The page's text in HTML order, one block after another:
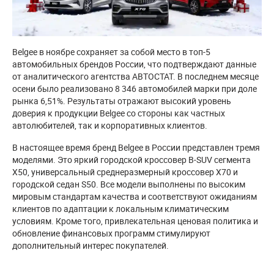
Belgee в ноябре сохраняет за собой место в топ-5
автомобильных брендов России, что подтверждают данные
от аналитического агентства АВТОСТАТ. В последнем месяце
осени было реализовано 8 346 автомобилей марки при доле
рынка 6,51%. Результаты отражают высокий уровень
доверия к продукции Belgee со стороны как частных
автолюбителей, так и корпоративных клиентов.
В настоящее время бренд Belgee в России представлен тремя
моделями. Это яркий городской кроссовер B-SUV сегмента
X50, универсальный среднеразмерный кроссовер X70 и
городской седан S50. Все модели выполнены по высоким
мировым стандартам качества и соответствуют ожиданиям
клиентов по адаптации к локальным климатическим
условиям. Кроме того, привлекательная ценовая политика и
обновление финансовых программ стимулируют
дополнительный интерес покупателей.